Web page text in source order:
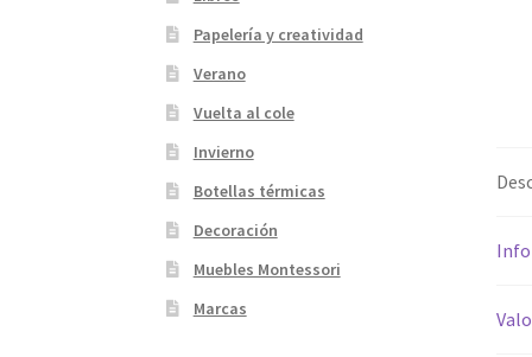
Papelería y creatividad
Verano
Vuelta al cole
Invierno
Botellas térmicas
Decoración
Muebles Montessori
Marcas